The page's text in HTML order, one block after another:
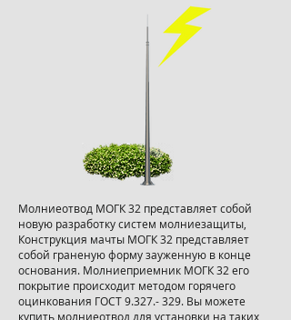
Молниеотвод МОГК 32 представляет собой
новую разработку систем молниезащиты,
Конструкция мачты МОГК 32 представляет
собой граненую форму зауженную в конце
основания. Молниеприемник МОГК 32 его
покрытие происходит методом горячего
оцинкования ГОСТ9.327.- 329. Вы можете
купить молниеотвод для установки на таких